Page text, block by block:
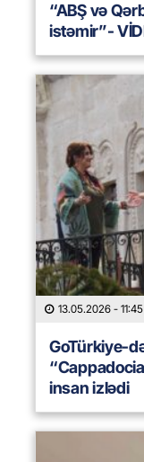
“ABŞ və
istəmir”-
13.05.2026 - 11:45
GoTürkiye-
insan izlədi